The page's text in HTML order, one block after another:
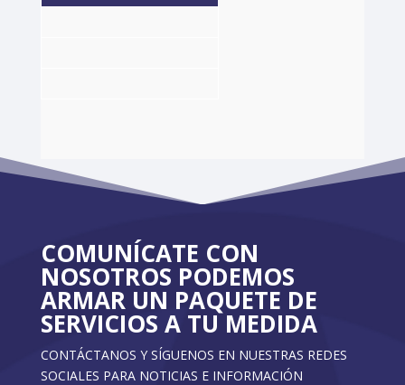
COMUNÍCATE CON
NOSOTROS PODEMOS
ARMAR UN PAQUETE DE
SERVICIOS A TU MEDIDA
CONTÁCTANOS Y SÍGUENOS EN NUESTRAS REDES
SOCIALES PARA NOTICIAS E INFORMACIÓN